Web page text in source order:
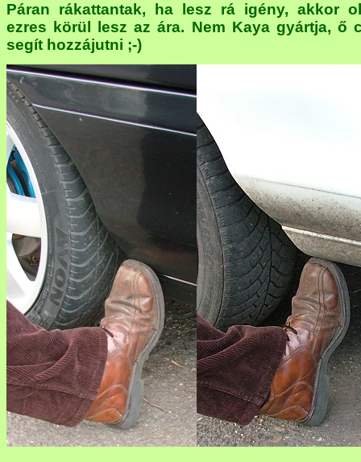
Páran rákattantak, ha lesz rá igény, akkor
ezres körül lesz az ára. Nem Kaya gyártja, ő
segít hozzájutni ;-)